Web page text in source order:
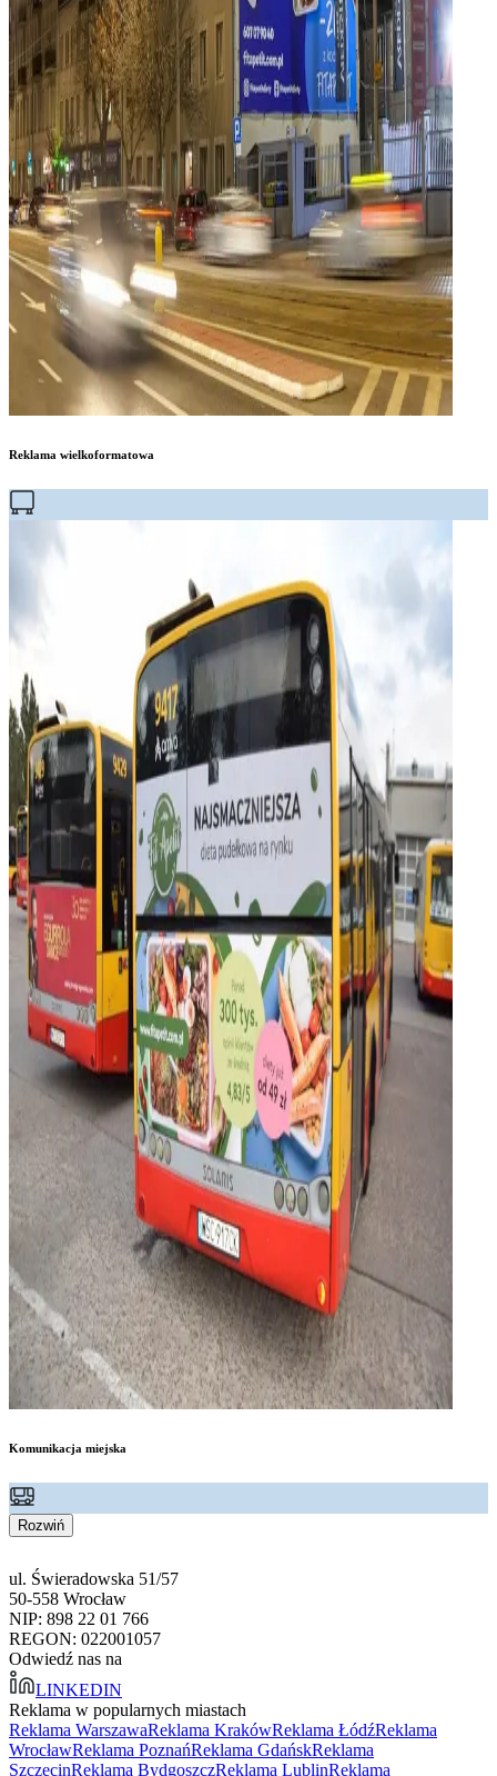
Reklama wielkoformatowa
Komunikacja miejska
Rozwiń
ul. Świeradowska 51/57
50-558 Wrocław
NIP: 898 22 01 766
REGON: 022001057
Odwiedź nas na
LINKEDIN
Reklama w popularnych miastach
Reklama WarszawaReklama KrakówReklama ŁódźReklama
WrocławReklama PoznańReklama GdańskReklama
SzczecinReklama BydgoszczReklama LublinReklama